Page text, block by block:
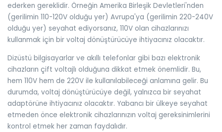
ederken gereklidir. Örneğin Amerika Birleşik Devletleri'nden
(gerilimin 110-120V olduğu yer) Avrupa'ya (gerilimin 220-240V
olduğu yer) seyahat ediyorsanız, 110V olan cihazlarınızı
kullanmak için bir voltaj dönüştürücüye ihtiyacınız olacaktır.
Dizüstü bilgisayarlar ve akıllı telefonlar gibi bazı elektronik
cihazların çift voltajlı olduğuna dikkat etmek önemlidir. Bu,
hem 110V hem de 220V ile kullanılabileceği anlamına gelir. Bu
durumda, voltaj dönüştürücüye değil, yalnızca bir seyahat
adaptörüne ihtiyacınız olacaktır. Yabancı bir ülkeye seyahat
etmeden önce elektronik cihazlarınızın voltaj gereksinimlerini
kontrol etmek her zaman faydalıdır.